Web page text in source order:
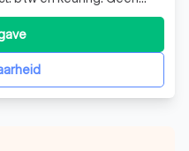
laadpunten —
✔ Snelle en
keuring ✔
Klaar voor elek